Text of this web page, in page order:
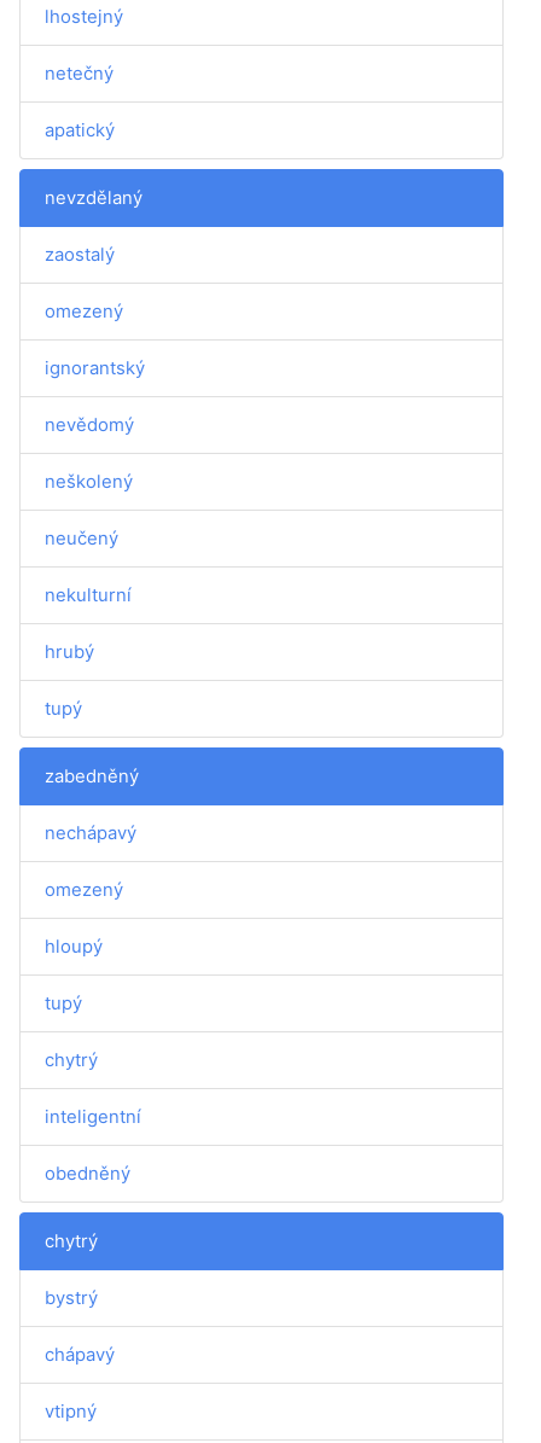
lhostejný
netečný
apatický
nevzdělaný
zaostalý
omezený
ignorantský
nevědomý
neškolený
neučený
nekulturní
hrubý
tupý
zabedněný
nechápavý
omezený
hloupý
tupý
chytrý
inteligentní
obedněný
chytrý
bystrý
chápavý
vtipný